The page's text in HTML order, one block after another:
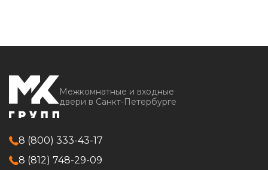
Межкомнатные и входные
двери в Санкт-Петербурге
8 (800) 333-43-17
8 (812) 748-29-09